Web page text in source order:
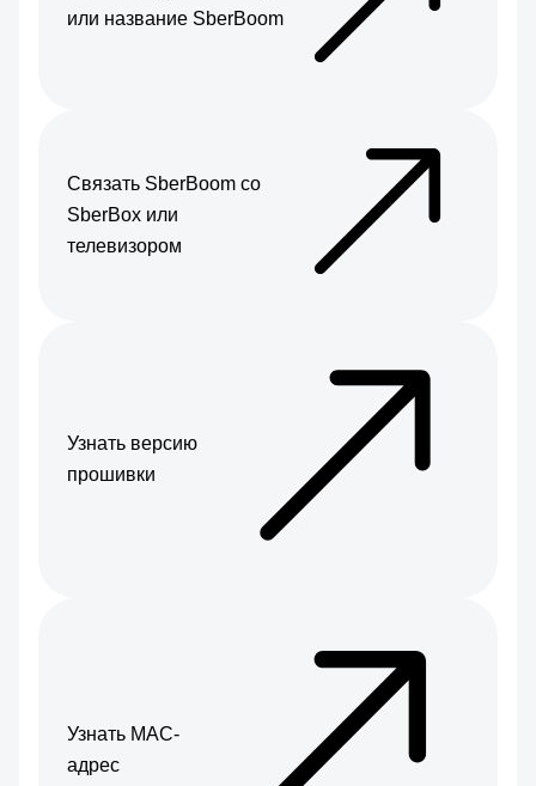
или название SberBoom
Связать SberBoom со
SberBox или
телевизором
Узнать версию
прошивки
Узнать МАС-
адрес